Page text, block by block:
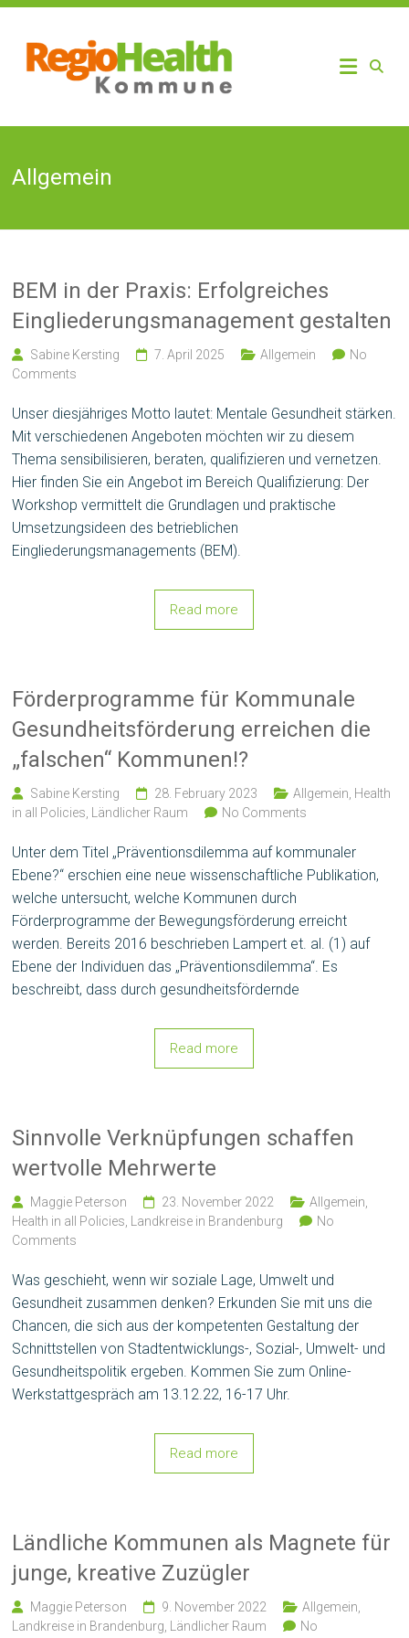
Skip
contentRegio
Health
RegioHealth
Kommune
Allgemein
BEM in der Praxis: Erfolgreiches
Eingliederungsmanagement gestalten
Sabine Kersting 7. April 2025 Allgemein
No
Comments
Unser diesjähriges Motto lautet: Mentale Gesundheit stärken.
Mit verschiedenen Angeboten möchten wir zu diesem
Thema sensibilisieren, beraten, qualifizieren und vernetzen.
Hier finden Sie ein Angebot im Bereich Qualifizierung: Der
Workshop vermittelt die Grundlagen und praktische
Umsetzungsideen des betrieblichen
Eingliederungsmanagements (BEM).
Read more
Förderprogramme für Kommunale
Gesundheitsförderung erreichen die
„falschen“ Kommunen!?
Sabine Kersting 28. February 2023 Allgemein Health
in all Policies
Ländlicher Raum No Comments
Unter dem Titel „Präventionsdilemma auf kommunaler
Ebene?“ erschien eine neue wissenschaftliche Publikation,
welche untersucht, welche Kommunen durch
Förderprogramme der Bewegungsförderung erreicht
werden. Bereits 2016 beschrieben Lampert et. al. (1) auf
Ebene der Individuen das „Präventionsdilemma“. Es
beschreibt, dass durch gesundheitsfördernde
Read more
Sinnvolle Verknüpfungen schaffen
wertvolle Mehrwerte
Maggie Peterson 23. November 2022 Allgemein
Health in all Policies
Landkreise in Brandenburg
No
Comments
Was geschieht, wenn wir soziale Lage, Umwelt und
Gesundheit zusammen denken? Erkunden Sie mit uns die
Chancen, die sich aus der kompetenten Gestaltung der
Schnittstellen von Stadtentwicklungs-, Sozial-, Umwelt- und
Gesundheitspolitik ergeben. Kommen Sie zum Online-
Werkstattgespräch am 13.12.22, 16-17 Uhr.
Read more
Ländliche Kommunen als Magnete für
junge, kreative Zuzügler
Maggie Peterson 9. November 2022 Allgemein
Landkreise in Brandenburg
Ländlicher Raum
No